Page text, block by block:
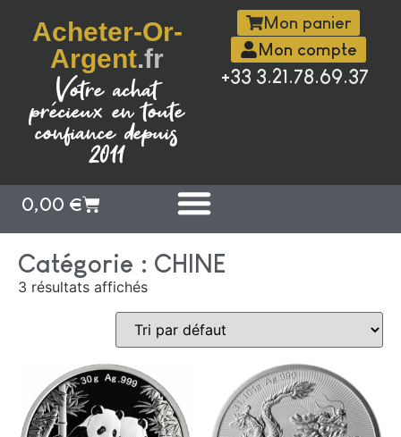
Acheter-Or-
Argent.fr
Votre achat
précieux en toute
confiance depuis
2011
Mon panier
Mon compte
+33 3.21.78.69.37
0,00 €
Catégorie : CHINE
3 résultats affichés